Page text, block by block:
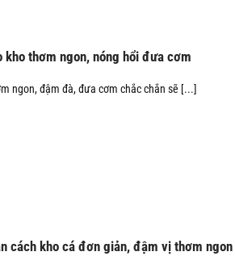
kho thơm ngon, nóng hổi đưa cơm
ngon, đậm đà, đưa cơm chắc chắn sẽ [...]
cách kho cá đơn giản, đậm vị thơm ngon